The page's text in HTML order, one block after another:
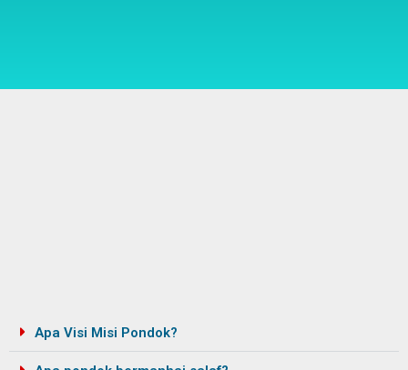
Apa Visi Misi Pondok?